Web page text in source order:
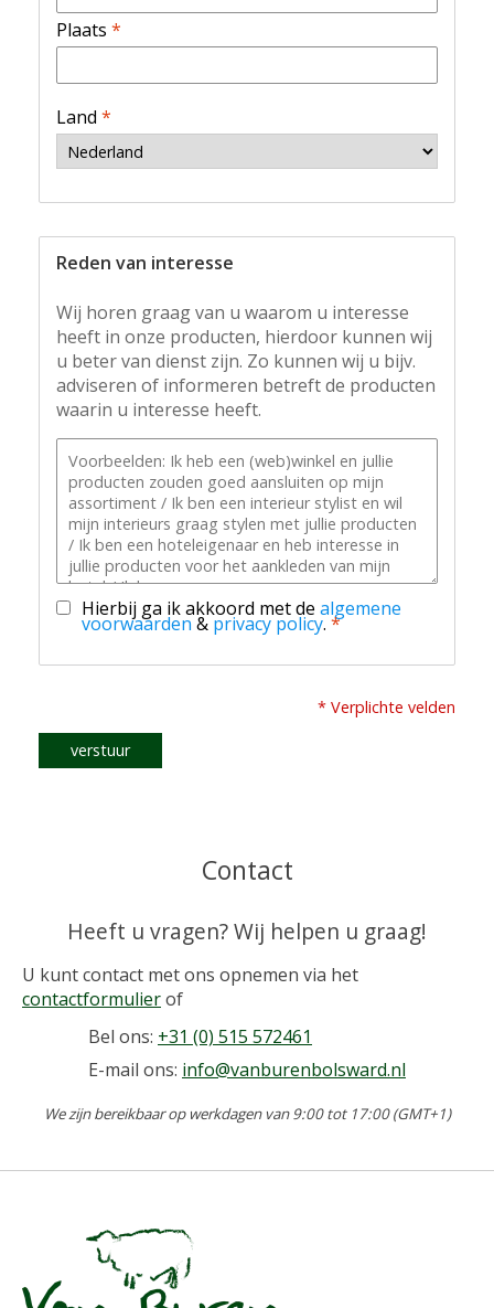
Plaats *
Land *
Reden van interesse
Wij horen graag van u waarom u interesse
heeft in onze producten, hierdoor kunnen wij
u beter van dienst zijn. Zo kunnen wij u bijv.
adviseren of informeren betreft de producten
waarin u interesse heeft.
Hierbij ga ik akkoord met de algemene
voorwaarden & privacy policy. *
* Verplichte velden
verstuur
Contact
Heeft u vragen? Wij helpen u graag!
U kunt contact met ons opnemen via het
contactformulierof
Bel ons: +31 (0) 515 572461
E-mail ons: info@vanburenbolsward.nl
We zijn bereikbaar op werkdagen van 9:00 tot 17:00 (GMT+1)